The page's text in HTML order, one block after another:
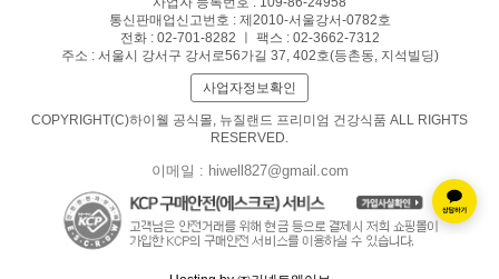
통신판매업신고번호 : 제2010-서울강서-0782호
전화 : 02-701-8282 ㅣ 팩스 : 02-3662-7312
주소 : 서울시 강서구 강서로56가길 37, 402호(등촌동, 지석빌딩)
사업자정보확인
COPYRIGHT(C)하이웰 공식몰, 뉴질랜드 프리미엄 건강식품 ALL RIGHTS
RESERVED.
이메일 : hiwell827@gmail.com